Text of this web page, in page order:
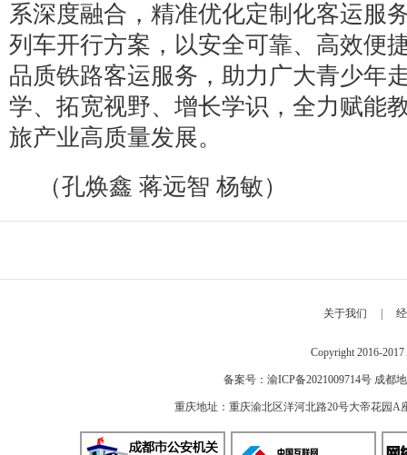
系深度融合，精准优化定制化客运服
列车开行方案，以安全可靠、高效便
品质铁路客运服务，助力广大青少年
学、拓宽视野、增长学识，全力赋能
旅产业高质量发展。
（孔焕鑫 蒋远智 杨敏）
关于我们
Copyright 2016-
备案号： 渝ICP备2021009714号 成都
重庆地址：重庆渝北区洋河北路20号大帝花园A